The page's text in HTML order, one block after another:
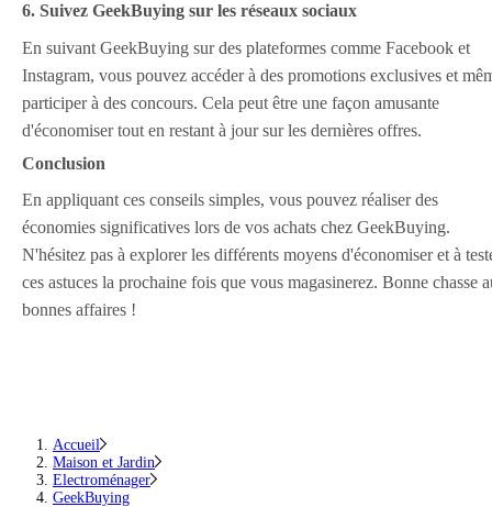
6. Suivez GeekBuying sur les réseaux sociaux
En suivant GeekBuying sur des plateformes comme Facebook et
Instagram, vous pouvez accéder à des promotions exclusives et
participer à des concours. Cela peut être une façon amusante
d'économiser tout en restant à jour sur les dernières offres.
Conclusion
En appliquant ces conseils simples, vous pouvez réaliser des
économies significatives lors de vos achats chez GeekBuying.
N'hésitez pas à explorer les différents moyens d'économiser et à
ces astuces la prochaine fois que vous magasinerez. Bonne chasse
bonnes affaires !
Accueil
Maison et Jardin
Electroménager
GeekBuying